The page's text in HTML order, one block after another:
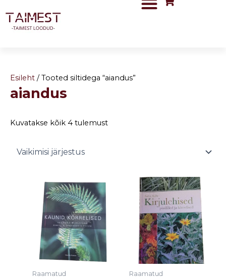
content
Esileht / Tooted siltidega “aiandus”
aiandus
Kuvatakse kõik 4 tulemust
Raamatud Raamatud